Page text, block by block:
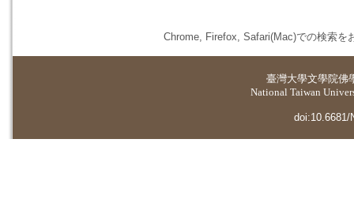
Chrome, Firefox, Safari(Mac)での検索を
臺灣大學文學院佛
National Taiwan
doi:10.6681/